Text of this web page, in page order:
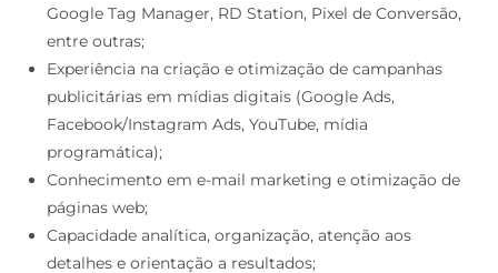
Google Tag Manager, RD Station, Pixel de Conversão,
entre outras;
Experiência na criação e otimização de campanhas
publicitárias em mídias digitais (Google Ads,
Facebook/Instagram Ads, YouTube, mídia
programática);
Conhecimento em e-mail marketing e otimização de
páginas web;
Capacidade analítica, organização, atenção aos
detalhes e orientação a resultados;